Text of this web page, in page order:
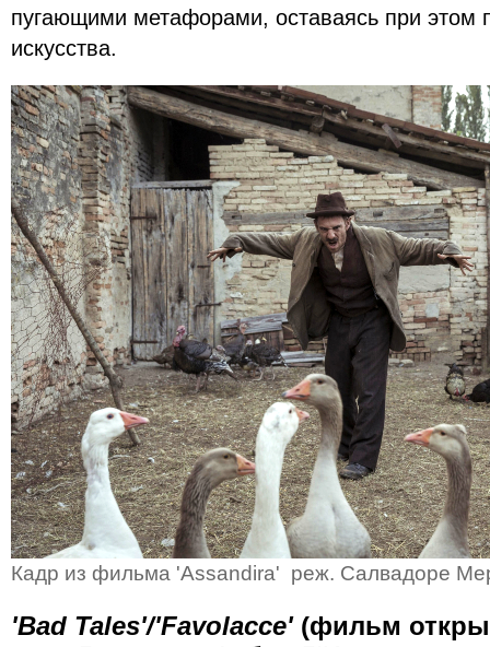
пугающими метафорами, оставаясь при этом
искусства.
Кадр из фильма 'Assandira' реж. Салвадоре
'Bad Tales'/'Favolacce' (фильм